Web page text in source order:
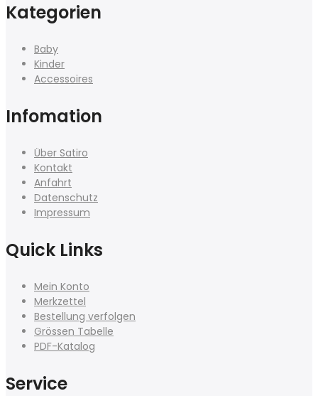
Kategorien
Baby
Kinder
Accessoires
Infomation
Über Satiro
Kontakt
Anfahrt
Datenschutz
Impressum
Quick Links
Mein Konto
Merkzettel
Bestellung verfolgen
Grössen Tabelle
PDF-Katalog
Service